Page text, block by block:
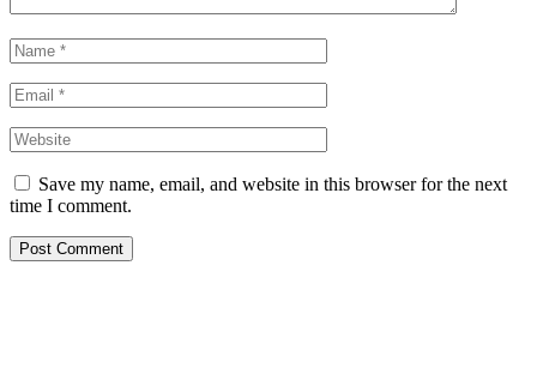
Save my name, email, and website in this browser for the next
time I comment.